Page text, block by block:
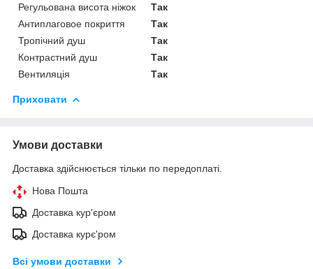
Регульована висота ніжок
Так
Антиплаговое покриття
Так
Тропічний душ
Так
Контрастний душ
Так
Вентиляція
Так
Приховати
Умови доставки
Доставка здійснюється тільки по передоплаті.
Нова Пошта
Доставка кур'єром
Доставка курє'ром
Всі умови доставки